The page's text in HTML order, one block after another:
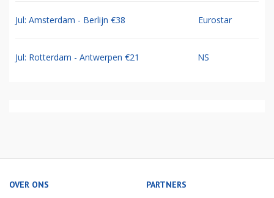
Jul: Amsterdam - Berlijn €38 Eurostar
Jul: Rotterdam - Antwerpen €21 NS
OVER ONS PARTNERS